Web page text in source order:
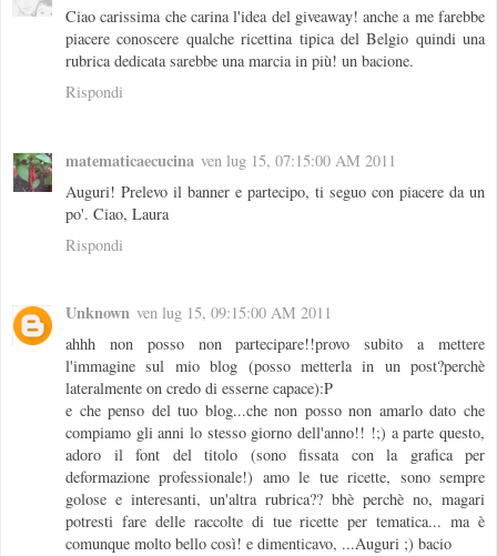
Ciao carissima che carina l'idea del giveaway! anche a me farebbe
piacere conoscere qualche ricettina tipica del Belgio quindi una
rubrica dedicata sarebbe una marcia in più! un bacione.
Rispondi
matematicaecucina ven lug 15, 07:15:00 AM 2011
Auguri! Prelevo il banner e partecipo, ti seguo con piacere da un
po'. Ciao, Laura
Rispondi
Unknown ven lug 15, 09:15:00 AM 2011
ahhh non posso non partecipare!!provo subito a mettere
l'immagine sul mio blog (posso metterla in un post?perchè
lateralmente on credo di esserne capace):P
e che penso del tuo blog...che non posso non amarlo dato che
compiamo gli anni lo stesso giorno dell'anno!! !;) a parte questo,
adoro il font del titolo (sono fissata con la grafica per
deformazione professionale!) amo le tue ricette, sono sempre
golose e interesanti, un'altra rubrica?? bhè perchè no, magari
potresti fare delle raccolte di tue ricette per tematica... ma è
comunque molto bello così! e dimenticavo, ...Auguri ;) bacio